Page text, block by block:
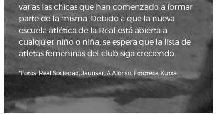
varias las chicas que han comenzado a formar
parte de la misma. Debido a que la nueva
escuela atlética de la Real está abierta a
cualquier niño o niña, se espera que la lista de
atletas femeninas del club siga creciendo.
*Fotos: Real Sociedad, Jaunsar, A.Alonso, Fototeca Kutxa